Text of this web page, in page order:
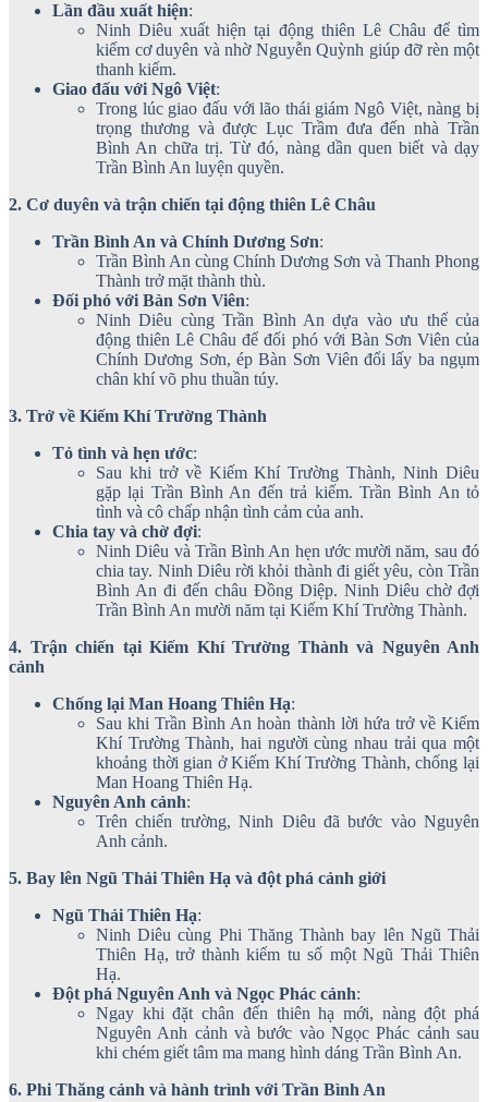
Lần đầu xuất hiện:
Ninh Diêu xuất hiện tại động thiên Lê Châu để tìm
kiếm cơ duyên và nhờ Nguyễn Quỳnh giúp đỡ rèn một
thanh kiếm.
Giao đấu với Ngô Việt:
Trong lúc giao đấu với lão thái giám Ngô Việt, nàng bị
trọng thương và được Lục Trầm đưa đến nhà Trần
Bình An chữa trị. Từ đó, nàng dần quen biết và dạy
Trần Bình An luyện quyền.
2. Cơ duyên và trận chiến tại động thiên Lê Châu
Trần Bình An và Chính Dương Sơn:
Trần Bình An cùng Chính Dương Sơn và Thanh Phong
Thành trở mặt thành thù.
Đối phó với Bàn Sơn Viên:
Ninh Diêu cùng Trần Bình An dựa vào ưu thế của
động thiên Lê Châu để đối phó với Bàn Sơn Viên của
Chính Dương Sơn, ép Bàn Sơn Viên đổi lấy ba ngụm
chân khí võ phu thuần túy.
3. Trở về Kiếm Khí Trường Thành
Tỏ tình và hẹn ước:
Sau khi trở về Kiếm Khí Trường Thành, Ninh Diêu
gặp lại Trần Bình An đến trả kiếm. Trần Bình An tỏ
tình và cô chấp nhận tình cảm của anh.
Chia tay và chờ đợi:
Ninh Diêu và Trần Bình An hẹn ước mười năm, sau đó
chia tay. Ninh Diêu rời khỏi thành đi giết yêu, còn Trần
Bình An đi đến châu Đồng Diệp. Ninh Diêu chờ đợi
Trần Bình An mười năm tại Kiếm Khí Trường Thành.
4. Trận chiến tại Kiếm Khí Trường Thành và Nguyên Anh
cảnh
Chống lại Man Hoang Thiên Hạ:
Sau khi Trần Bình An hoàn thành lời hứa trở về Kiếm
Khí Trường Thành, hai người cùng nhau trải qua một
khoảng thời gian ở Kiếm Khí Trường Thành, chống lại
Man Hoang Thiên Hạ.
Nguyên Anh cảnh:
Trên chiến trường, Ninh Diêu đã bước vào Nguyên
Anh cảnh.
5. Bay lên Ngũ Thải Thiên Hạ và đột phá cảnh giới
Ngũ Thải Thiên Hạ:
Ninh Diêu cùng Phi Thăng Thành bay lên Ngũ Thải
Thiên Hạ, trở thành kiếm tu số một Ngũ Thải Thiên
Hạ.
Đột phá Nguyên Anh và Ngọc Phác cảnh:
Ngay khi đặt chân đến thiên hạ mới, nàng đột phá
Nguyên Anh cảnh và bước vào Ngọc Phác cảnh sau
khi chém giết tâm ma mang hình dáng Trần Bình An.
6. Phi Thăng cảnh và hành trình với Trần Bình An